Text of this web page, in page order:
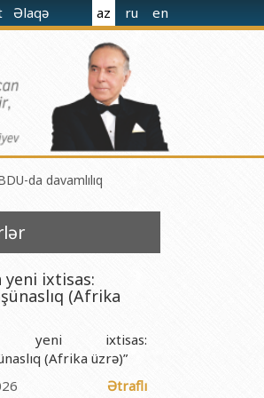
Əlaqə az ru en
və Qeyri-üzvi Kimya İnstitutu
İnstitutu
da davamlılıq
yeni ixtisas:
(Afrika
yeni ixtisas:
(Afrika üzrə)”
Ətraflı